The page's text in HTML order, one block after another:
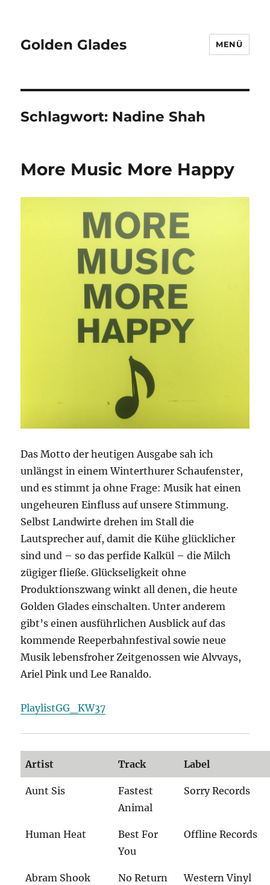
Golden Glades MENÜ
Schlagwort: Nadine Shah
More Music More Happy
Das Motto der heutigen Ausgabe sah ich
unlängst in einem Winterthurer Schaufenster,
und es stimmt ja ohne Frage: Musik hat einen
ungeheuren Einfluss auf unsere Stimmung.
Selbst Landwirte drehen im Stall die
Lautsprecher auf, damit die Kühe glücklicher
sind und – so das perfide Kalkül – die Milch
zügiger fließe. Glückseligkeit ohne
Produktionszwang winkt all denen, die heute
Golden Glades einschalten. Unter anderem
gibt’s einen ausführlichen Ausblick auf das
kommende Reeperbahnfestival sowie neue
Musik lebensfroher Zeitgenossen wie Alvvays,
Ariel Pink und Lee Ranaldo.
PlaylistGG_KW37
Artist Track Label
Aunt Sis
Fastest
Animal
Sorry Records
Human Heat
Best For
You
Offline Records
Abram Shook No Return Western Vinyl